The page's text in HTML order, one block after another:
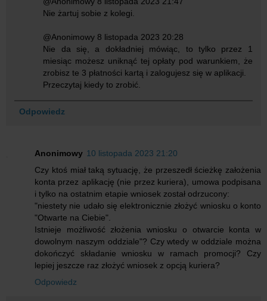
Nie żartuj sobie z kolegi.
@Anonimowy 8 listopada 2023 20:28
Nie da się, a dokładniej mówiąc, to tylko przez 1
miesiąc możesz uniknąć tej opłaty pod warunkiem, że
zrobisz te 3 płatności kartą i zalogujesz się w aplikacji.
Przeczytaj kiedy to zrobić.
Odpowiedz
Anonimowy 10 listopada 2023 21:20
Czy ktoś miał taką sytuację, że przeszedł ścieżkę założenia
konta przez aplikację (nie przez kuriera), umowa podpisana
i tylko na ostatnim etapie wniosek został odrzucony:
"niestety nie udało się elektronicznie złożyć wniosku o konto
"Otwarte na Ciebie".
Istnieje możliwość złożenia wniosku o otwarcie konta w
dowolnym naszym oddziale"? Czy wtedy w oddziale można
dokończyć składanie wniosku w ramach promocji? Czy
lepiej jeszcze raz złożyć wniosek z opcją kuriera?
Odpowiedz